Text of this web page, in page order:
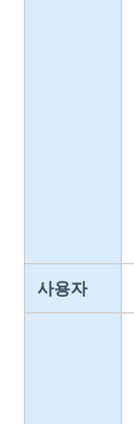
사용자